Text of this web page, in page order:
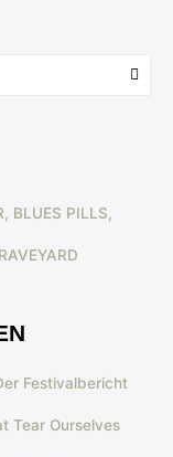
BLUES PILLS,
Festivalbericht
Tear Ourselves